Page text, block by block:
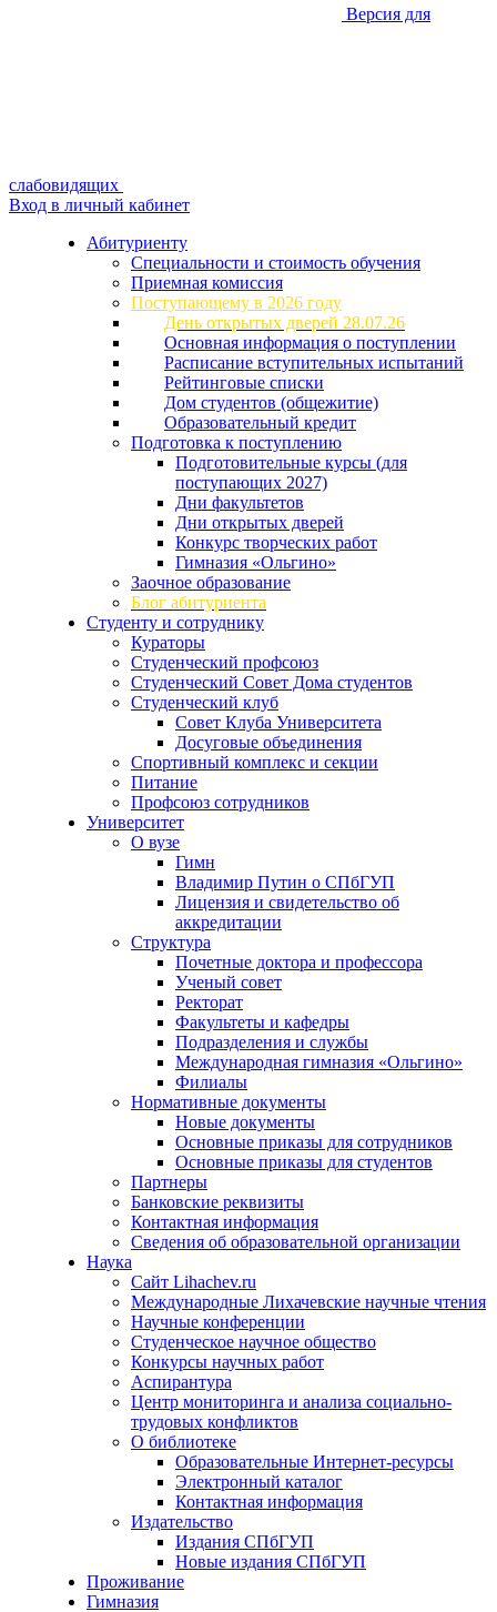
Версия для
слабовидящих
Вход в личный кабинет
Абитуриенту
Специальности и стоимость обучения
Приемная комиссия
Поступающему в 2026 году
День открытых дверей 28.07.26
Основная информация о поступлении
Расписание вступительных испытаний
Рейтинговые списки
Дом студентов (общежитие)
Образовательный кредит
Подготовка к поступлению
Подготовительные курсы (для
поступающих 2027)
Дни факультетов
Дни открытых дверей
Конкурс творческих работ
Гимназия «Ольгино»
Заочное образование
Блог абитуриента
Студенту и сотруднику
Кураторы
Студенческий профсоюз
Студенческий Совет Дома студентов
Студенческий клуб
Совет Клуба Университета
Досуговые объединения
Спортивный комплекс и секции
Питание
Профсоюз сотрудников
Университет
О вузе
Гимн
Владимир Путин о СПбГУП
Лицензия и свидетельство об
аккредитации
Структура
Почетные доктора и профессора
Ученый совет
Ректорат
Факультеты и кафедры
Подразделения и службы
Международная гимназия «Ольгино»
Филиалы
Нормативные документы
Новые документы
Основные приказы для сотрудников
Основные приказы для студентов
Партнеры
Банковские реквизиты
Контактная информация
Сведения об образовательной организации
Наука
Сайт Lihachev.ru
Международные Лихачевские научные чтения
Научные конференции
Студенческое научное общество
Конкурсы научных работ
Аспирантура
Центр мониторинга и анализа социально-
трудовых конфликтов
О библиотеке
Образовательные Интернет-ресурсы
Электронный каталог
Контактная информация
Издательство
Издания СПбГУП
Новые издания СПбГУП
Проживание
Гимназия